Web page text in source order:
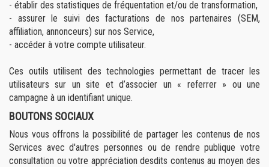
- établir des statistiques de fréquentation et/ou de transformation,
- assurer le suivi des facturations de nos partenaires (SEM,
affiliation, annonceurs) sur nos Service,
- accéder à votre compte utilisateur.
Ces outils utilisent des technologies permettant de tracer les
utilisateurs sur un site et d’associer un « referrer » ou une
campagne à un identifiant unique.
BOUTONS SOCIAUX
Nous vous offrons la possibilité de partager les contenus de nos
Services avec d'autres personnes ou de rendre publique votre
consultation ou votre appréciation desdits contenus au moyen des